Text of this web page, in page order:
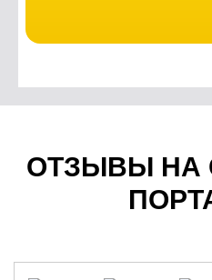
ОТЗЫВЫ НА